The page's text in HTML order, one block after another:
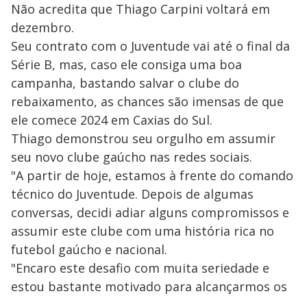
Não acredita que Thiago Carpini voltará em
dezembro.
Seu contrato com o Juventude vai até o final da
Série B, mas, caso ele consiga uma boa
campanha, bastando salvar o clube do
rebaixamento, as chances são imensas de que
ele comece 2024 em Caxias do Sul.
Thiago demonstrou seu orgulho em assumir
seu novo clube gaúcho nas redes sociais.
"A partir de hoje, estamos à frente do comando
técnico do Juventude. Depois de algumas
conversas, decidi adiar alguns compromissos e
assumir este clube com uma história rica no
futebol gaúcho e nacional.
"Encaro este desafio com muita seriedade e
estou bastante motivado para alcançarmos os